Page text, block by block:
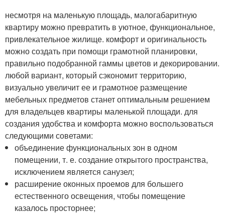
несмотря на маленькую площадь, малогабаритную
квартиру можно превратить в уютное, функциональное,
привлекательное жилище. комфорт и оригинальность
можно создать при помощи грамотной планировки,
правильно подобранной гаммы цветов и декорировании.
любой вариант, который сэкономит территорию,
визуально увеличит ее и грамотное размещение
мебельных предметов станет оптимальным решением
для владельцев квартиры маленькой площади. для
создания удобства и комфорта можно воспользоваться
следующими советами:
объединение функциональных зон в одном
помещении, т. е. создание открытого пространства,
исключением является санузел;
расширение оконных проемов для большего
естественного освещения, чтобы помещение
казалось просторнее;